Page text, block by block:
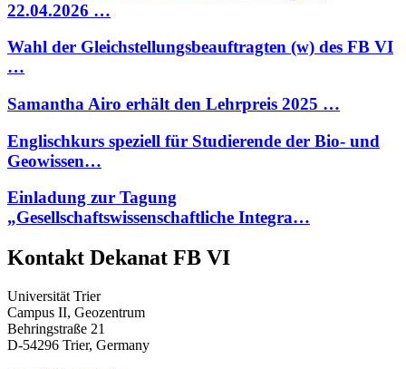
22.04.2026 …
Wahl der Gleichstellungsbeauftragten (w) des FB VI
…
Samantha Airo erhält den Lehrpreis 2025 …
Englischkurs speziell für Studierende der Bio- und
Geowissen…
Einladung zur Tagung
„Gesellschaftswissenschaftliche Integra…
Kontakt Dekanat FB VI
Universität Trier
Campus II, Geozentrum
Behringstraße 21
D-54296 Trier, Germany